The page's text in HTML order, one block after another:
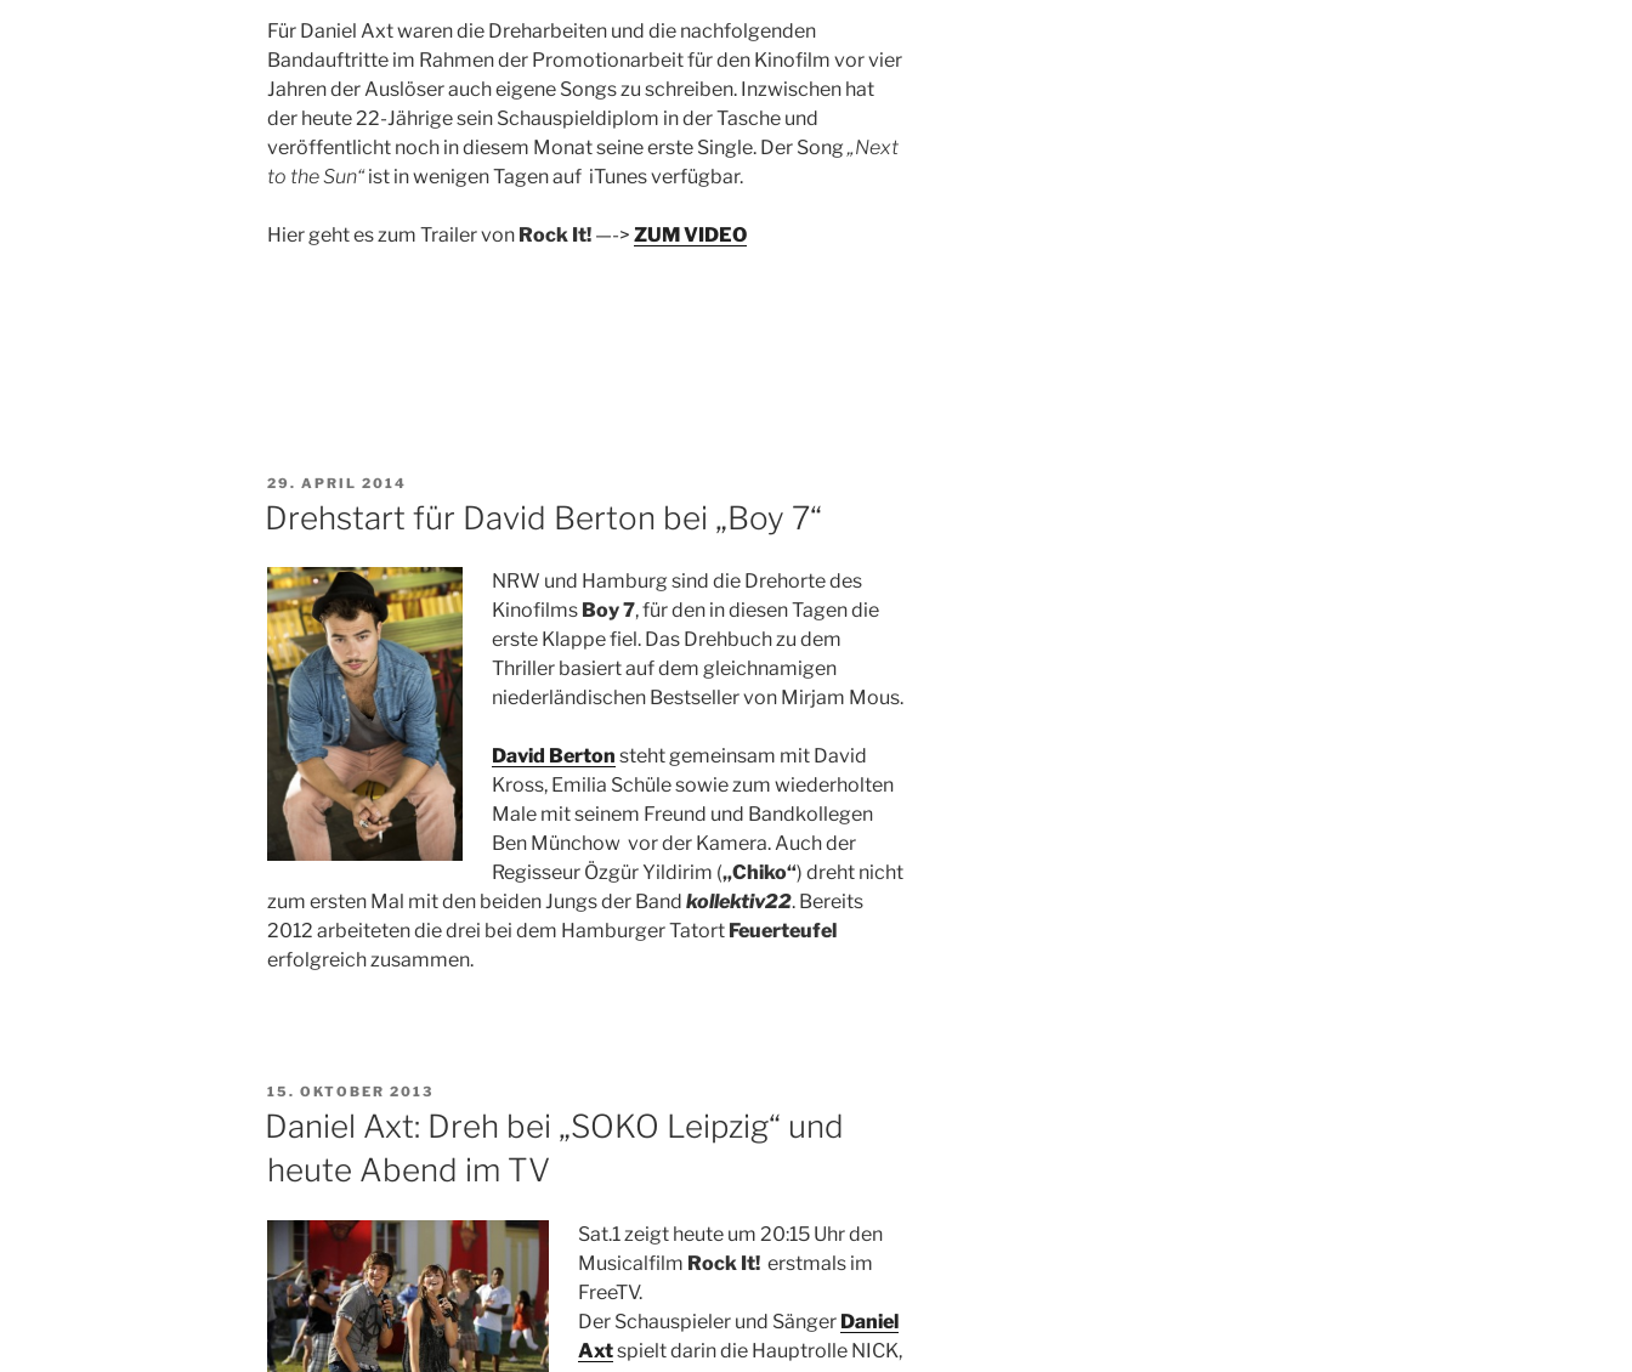
Für Daniel Axt waren die Dreharbeiten und die nachfolgenden
Bandauftritte im Rahmen der Promotionarbeit für den Kinofilm vor vier
Jahren der Auslöser auch eigene Songs zu schreiben. Inzwischen hat
der heute 22-Jährige sein Schauspieldiplom in der Tasche und
veröffentlicht noch in diesem Monat seine erste Single. Der Song„Next
to the Sun“ist in wenigen Tagen auf iTunes verfügbar.
Hier geht es zum Trailer von Rock It! —-> ZUM VIDEO
VERÖFFENTLICHT
AM
29. APRIL 2014
Drehstart für David Berton bei „Boy 7“
NRW und Hamburg sind die Drehorte des
Kinofilms Boy 7, für den in diesen Tagen die
erste Klappe fiel. Das Drehbuch zu dem
Thriller basiert auf dem gleichnamigen
niederländischen Bestseller von Mirjam Mous.
David Berton steht gemeinsam mit David
Kross, Emilia Schüle sowie zum wiederholten
Male mit seinem Freund und Bandkollegen
Ben Münchow vor der Kamera. Auch der
Regisseur Özgür Yildirim („Chiko“) dreht nicht
zum ersten Mal mit den beiden Jungs der Band kollektiv22. Bereits
2012 arbeiteten die drei bei dem Hamburger Tatort Feuerteufel
erfolgreich zusammen.
VERÖFFENTLICHT
AM
15. OKTOBER 2013
Daniel Axt: Dreh bei „SOKO Leipzig“ und
heute Abend im TV
Sat.1 zeigt heute um 20:15 Uhr den
Musicalfilm Rock It! erstmals im
FreeTV.
Der Schauspieler und Sänger Daniel
Axtspielt darin die Hauptrolle NICK,